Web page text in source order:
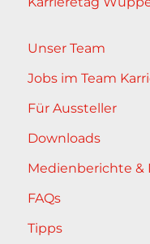
Unser Team
Jobs im Team
Für Aussteller
Downloads
Medienberichte
FAQs
Tipps